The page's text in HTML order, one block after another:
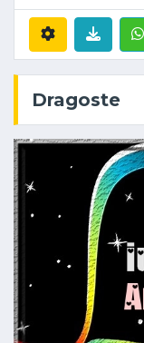
Dragoste